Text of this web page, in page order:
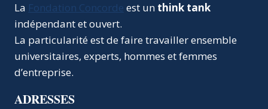
La Fondation Concorde est un think tank
indépendant et ouvert.
La particularité est de faire travailler ensemble
universitaires, experts, hommes et femmes
d’entreprise.
ADRESSES